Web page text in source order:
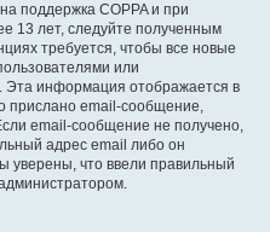
поддержка COPPA и при
13 лет, следуйте полученным
требуется, чтобы все новые
или
Эта информация отображается в
прислано email-сообщение,
email-сообщение не получено,
адрес email либо он
уверены, что ввели правильный